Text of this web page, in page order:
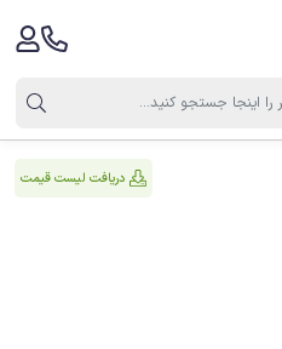
دریافت لیست قیمت